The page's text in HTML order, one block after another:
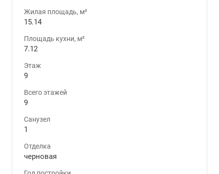
Жилая площадь, м²
15.14
Площадь кухни, м²
7.12
Этаж
9
Всего этажей
9
Санузел
1
Отделка
черновая